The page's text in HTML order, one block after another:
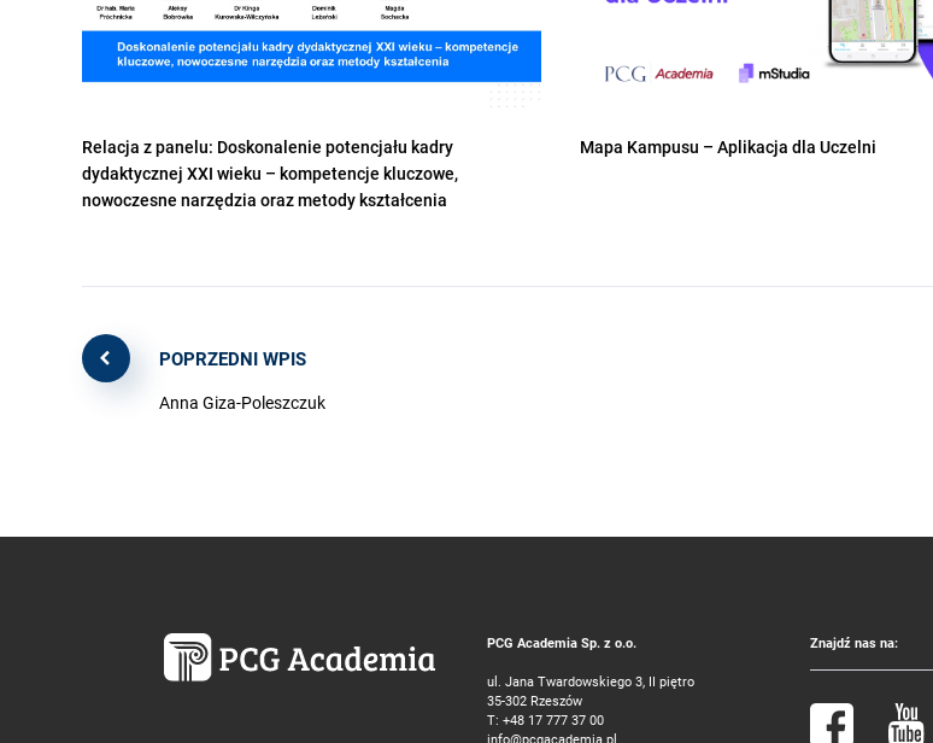
Relacja z panelu: Doskonalenie potencjału kadry
dydaktycznej XXI wieku – kompetencje kluczowe,
nowoczesne narzędzia oraz metody kształcenia
Mapa Kampusu – Aplikacja dla Uczelni
POPRZEDNI WPIS
Anna Giza-Poleszczuk
PCG Academia Sp. z o.o.
ul. Jana Twardowskiego 3, II piętro
35-302 Rzeszów
T: +48 17 777 37 00
info@pcgacademia.pl
Znajdź nas na: